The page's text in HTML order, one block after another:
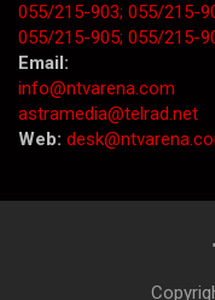
055/215-903; 055/215-
055/215-905; 055/215-
Email:
info@ntvarena.com
astramedia@telrad.net
Web: